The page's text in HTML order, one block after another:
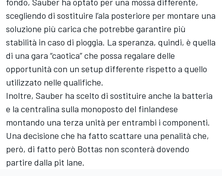
scegliendo di sostituire l’ala posteriore per montare una
soluzione più carica che potrebbe garantire più
stabilità in caso di pioggia. La speranza, quindi, è quella
di una gara “caotica” che possa regalare delle
opportunità con un setup differente rispetto a quello
utilizzato nelle qualifiche.
Inoltre, Sauber ha scelto di sostituire anche la batteria
e la centralina sulla monoposto del finlandese
montando una terza unità per entrambi i componenti.
Una decisione che ha fatto scattare una penalità che,
però, di fatto però Bottas non sconterà dovendo
partire dalla pit lane.